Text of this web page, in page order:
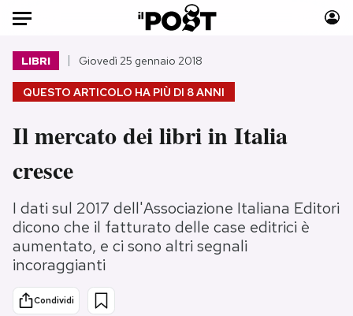
Auto
HOME
Italia
Politica
Tecnologia
Internet
Scienza
Cultura
Economia
Moda
Storie/Idee
Ok Boomer!
Media
QUESTO ARTICOLO HA PIÙ DI 8 ANNI
LIBRI Giovedì 25 gennaio 2018
Il mercato dei libri in Italia
cresce
I dati sul 2017 dell'Associazione Italiana Editori
dicono che il fatturato delle case editrici è
aumentato, e ci sono altri segnali
incoraggianti
Condividi